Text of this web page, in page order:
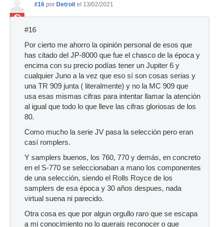
Ban
#16 por Detroit el 13/02/2021
#16
Por cierto me ahorro la opinión personal de esos que
has citado del JP-8000 que fue el chasco de la época y
encima con su precio podías tener un Jupiter 6 y
cualquier Juno a la vez que eso sí son cosas serias y
una TR 909 junta ( literalmente) y no la MC 909 que
usa esas mismas cifras para intentar llamar la atención
al igual que todo lo que lleve las cifras gloriosas de los
80.
Como mucho la serie JV pasa la selección pero eran
casí romplers.
Y samplers buenos, los 760, 770 y demás, en concreto
en el S-770 se seleccionaban a mano los componentes
de una selección, siendo el Rolls Royce de los
samplers de esa época y 30 años despues, nada
virtual suena ni parecido.
Otra cosa es que por algun orgullo raro que se escapa
a mi conocimiento no lo querais reconocer o que